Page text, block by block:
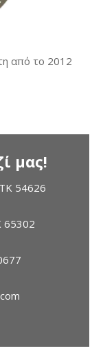
από το 2012
μας!
54626
65302